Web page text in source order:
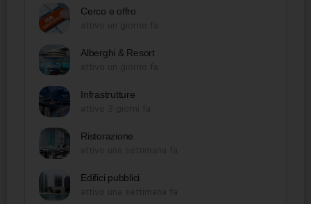
Cerco e offro
Alberghi & Resort
Infrastrutture
Ristorazione
Edifici pubblici